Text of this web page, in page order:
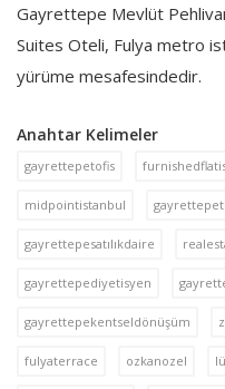
Türkçe
Gayrettepe Mevlüt
Suites Oteli, Fulya metro
yürüme mesafesindedir.
Anahtar Kelimeler
gayrettepetofis
midpointistanbul
gayrettepesatılıkdaire
gayrettepediyetisyen
gayrettepekentseldönüşüm
fulyaterrace ozkanozel